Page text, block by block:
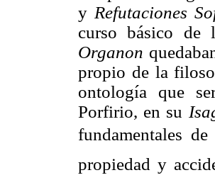
y Refutaciones
curso básico de
Organon
propio de la
ontología que
Porfirio, en su
fundamentales de
propiedad y